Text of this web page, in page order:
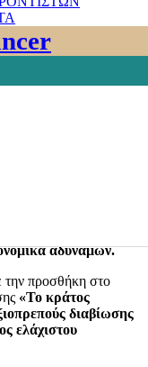
στοχευμένα αυτά να
προσέγγιση σε
ασθενέστερων
του Ελάχιστου
του με άλλα
ωφελούμενων που
σημαίνει πως δράσεις
θα
να αναχθεί πλέον
κοινωνική
με στόχο την
αδύναμων.
την προσθήκη στο
«Το κράτος
διαβίωσης
ελάχιστου